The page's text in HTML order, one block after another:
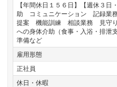
【年間休日１５６日】【週休３
助 コミュニケーション 記録業
提案 機能訓練 相談業務 見守
への身体介助（食事・入浴・排
準備など
雇用形態
正社員
休日・休暇